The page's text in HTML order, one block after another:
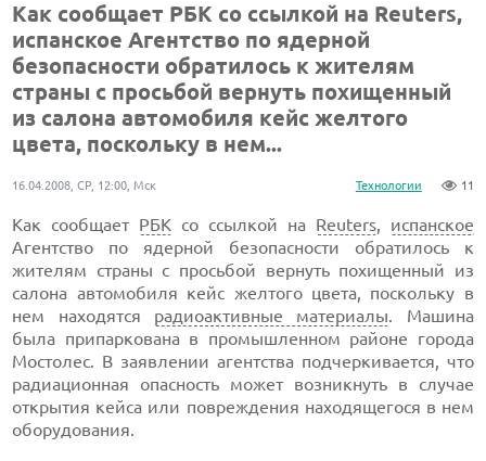
Как сообщает РБК со ссылкой на Reuters,
испанское Агентство по ядерной
безопасности обратилось к жителям
страны с просьбой вернуть похищенный
из салона автомобиля кейс желтого
цвета, поскольку в нем...
Технологии 11
16.04.2008, СР, 12:00, Мск
Как сообщает РБК со ссылкой на Reuters, испанское
Агентство по ядерной безопасности обратилось к
жителям страны с просьбой вернуть похищенный из
салона автомобиля кейс желтого цвета, поскольку в
нем находятся радиоактивные материалы. Машина
была припаркована в промышленном районе города
Мостолес. В заявлении агентства подчеркивается, что
радиационная опасность может возникнуть в случае
открытия кейса или повреждения находящегося в нем
оборудования.